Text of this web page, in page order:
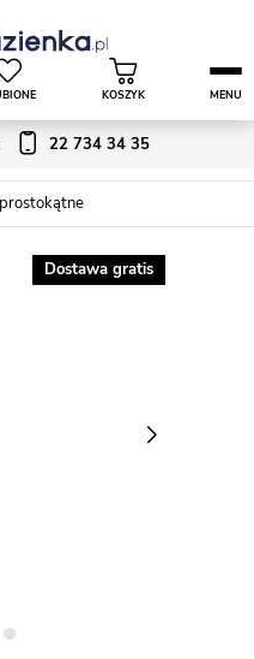
22 734 34 35
KOSZYK MENU
Dostawa gratis